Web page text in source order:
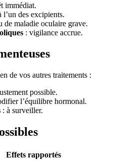
immédiat.
l’un des excipients.
de maladie oculaire grave.
: vigilance accrue.
de vos autres traitements :
possible.
l’équilibre hormonal.
: à surveiller.
Effets rapportés